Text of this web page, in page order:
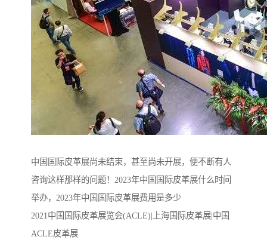
中国国际皮革展尚未结束，甚至尚未开展，便不断有人
咨询这样那样的问题！2023年中国国际皮革展什么时间
举办，2023年中国国际皮革展费用是多少
2021中国国际皮革展览会(ACLE)|上海国际皮革展|中国
ACLE皮革展